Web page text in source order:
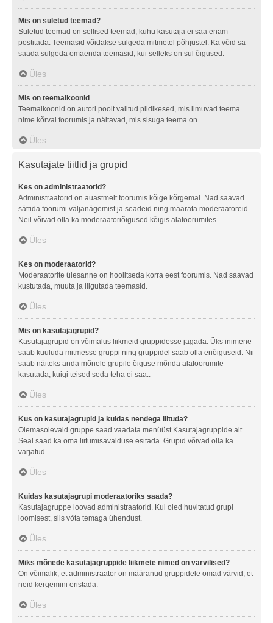
Mis on suletud teemad?
Suletud teemad on sellised teemad, kuhu kasutaja ei saa enam
postitada. Teemasid võidakse sulgeda mitmetel põhjustel. Ka võid sa
saada sulgeda omaenda teemasid, kui selleks on sul õigused.
Üles
Mis on teemaikoonid
Teemaikoonid on autori poolt valitud pildikesed, mis ilmuvad teema
nime kõrval foorumis ja näitavad, mis sisuga teema on.
Üles
Kasutajate tiitlid ja grupid
Kes on administraatorid?
Administraatorid on auastmelt foorumis kõige kõrgemal. Nad saavad
sättida foorumi väljanägemist ja seadeid ning määrata moderaatoreid.
Neil võivad olla ka moderaatoriõigused kõigis alafoorumites.
Üles
Kes on moderaatorid?
Moderaatorite ülesanne on hoolitseda korra eest foorumis. Nad saavad
kustutada, muuta ja liigutada teemasid.
Üles
Mis on kasutajagrupid?
Kasutajagrupid on võimalus liikmeid gruppidesse jagada. Üks inimene
saab kuuluda mitmesse gruppi ning gruppidel saab olla eriõiguseid. Nii
saab näiteks anda mõnele grupile õiguse mõnda alafoorumite
kasutada, kuigi teised seda teha ei saa..
Üles
Kus on kasutajagrupid ja kuidas nendega liituda?
Olemasolevaid gruppe saad vaadata menüüst Kasutajagruppide alt.
Seal saad ka oma liitumisavalduse esitada. Grupid võivad olla ka
varjatud.
Üles
Kuidas kasutajagrupi moderaatoriks saada?
Kasutajagruppe loovad administraatorid. Kui oled huvitatud grupi
loomisest, siis võta temaga ühendust.
Üles
Miks mõnede kasutajagruppide liikmete nimed on värvilised?
On võimalik, et administraator on määranud gruppidele omad värvid, et
neid kergemini eristada.
Üles